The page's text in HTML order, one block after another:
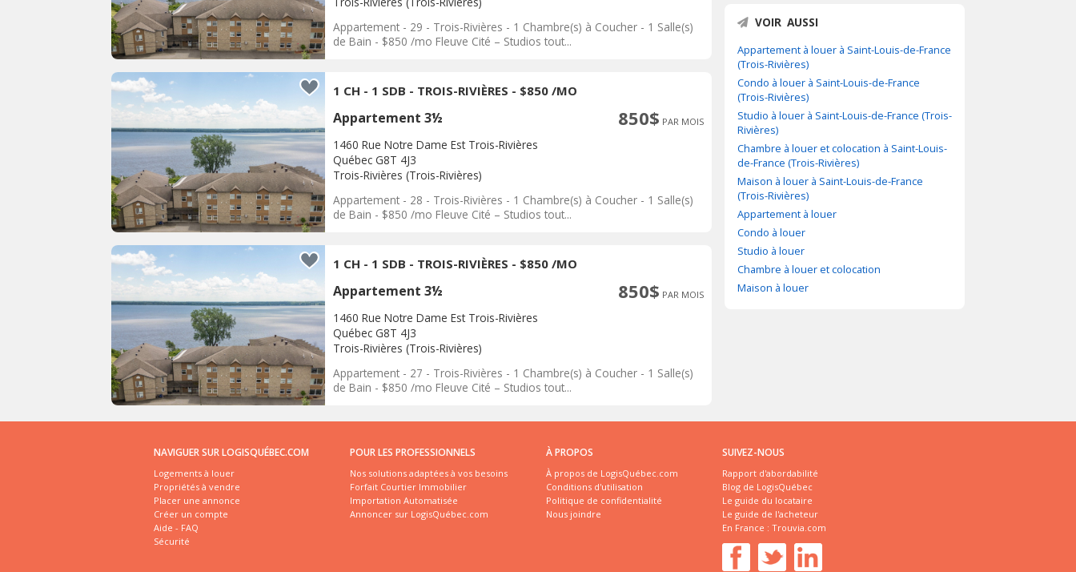
Appartement - 29 - Trois-Rivières - 1 Chambre(s) à Coucher - 1 Salle(s)
de Bain - $850 /mo Fleuve Cité – Studios tout...
1 CH - 1 SDB - TROIS-RIVIÈRES - $850 /MO
Appartement 3½ 850$ PAR MOIS
1460 Rue Notre Dame Est Trois-Rivières
Québec G8T 4J3
Trois-Rivières (Trois-Rivières)
Appartement - 28 - Trois-Rivières - 1 Chambre(s) à Coucher - 1 Salle(s)
de Bain - $850 /mo Fleuve Cité – Studios tout...
1 CH - 1 SDB - TROIS-RIVIÈRES - $850 /MO
Appartement 3½ 850$ PAR MOIS
1460 Rue Notre Dame Est Trois-Rivières
Québec G8T 4J3
Trois-Rivières (Trois-Rivières)
Appartement - 27 - Trois-Rivières - 1 Chambre(s) à Coucher - 1 Salle(s)
de Bain - $850 /mo Fleuve Cité – Studios tout...
VOIR AUSSI
Appartement à louer à Saint-Louis-de-France
(Trois-Rivières)
Condo à louer à Saint-Louis-de-France
(Trois-Rivières)
Studio à louer à Saint-Louis-de-France (Trois-
Rivières)
Chambre à louer et colocation à Saint-Louis-
de-France (Trois-Rivières)
Maison à louer à Saint-Louis-de-France
(Trois-Rivières)
Appartement à louer
Condo à louer
Studio à louer
Chambre à louer et colocation
Maison à louer
NAVIGUER SUR LOGISQUÉBEC.COM
Logements à louer
Propriétés à vendre
Placer une annonce
Créer un compte
Aide - FAQ
Sécurité
POUR LES PROFESSIONNELS
Nos solutions adaptées à vos besoins
Forfait Courtier Immobilier
Importation Automatisée
Annoncer sur LogisQuébec.com
À PROPOS
À propos de LogisQuébec.com
Conditions d'utilisation
Politique de confidentialité
Nous joindre
SUIVEZ-NOUS
Rapport d'abordabilité
Blog de LogisQuébec
Le guide du locataire
Le guide de l'acheteur
En France : Trouvia.com